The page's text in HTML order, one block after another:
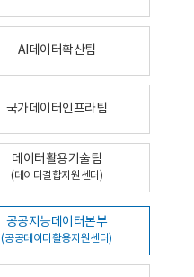
AI데이터확산팀
국가데이터인프라팀
데이터활용기술팀
(데이터결합지원센터)
공공지능데이터본부
(공공데이터활용지원센터)